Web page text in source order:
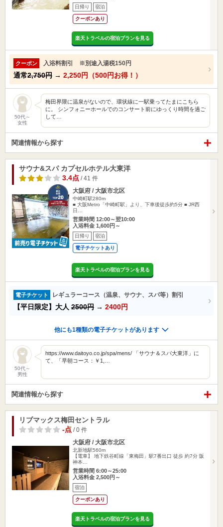
日帰り 宿泊
クーポンあり
楽天トラベルの宿泊プランを見る
クーポン 入浴料割引 ※別途入湯税150円
通常2,750円 → 2,250円（500円お得！）
50代～
女性
梅田界隈に温泉がないので、環状線に一駅乗ってたまにこちら
に。 シンフォニーホールでのコンサート前にゆっくり時間を過ご
して…
関連情報から探す
サウナ&スパ カプセルホテル大東洋
3.4点 / 41 件
大阪府 / 大阪市北区
中崎町駅280m
■ 大阪Metro「中崎町駅」より、下車後徒歩約5分 ■ JR西
日…
営業時間 12:00～翌10:00
入浴料金 1,600円～
日帰り 宿泊
電子チケットあり
楽天トラベルの宿泊プランを見る
電子チケット レギュラーコース（温泉、サウナ、スパ等）割引
【平日限定】大人 2500円 → 2400円
他にも1種類の電子チケットがあります
50代～
男性
https://www.daitoyo.co.jp/spa/mens/ 「サウナ＆スパ大東洋」に
て、「早朝コース：￥1,…
関連情報から探す
リブマックス梅田セントラル
-点 / 0 件
大阪府 / 大阪市北区
北新地駅560m
【電車】 地下鉄谷町線「東梅田」駅7番出口 徒歩 約7分 阪
神本…
営業時間 6:00～25:00
入浴料金 2,500円～
宿泊
クーポンあり
楽天トラベルの宿泊プランを見る